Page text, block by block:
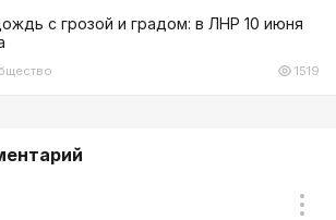
с грозой и градом: в ЛНР 10 июня
1519